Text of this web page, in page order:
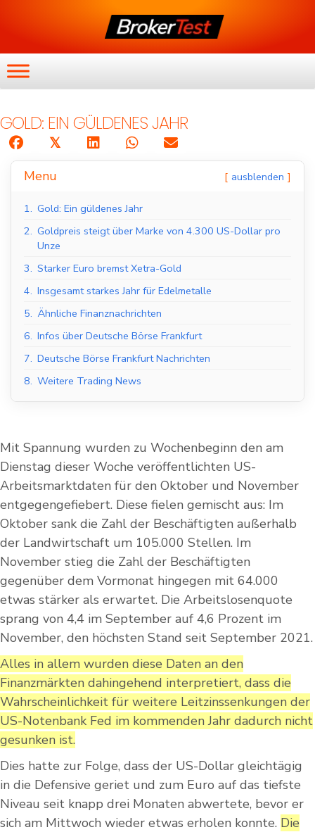
GOLD: EIN GÜLDENES JAHR
𝕏
Menu ausblenden
1. Gold: Ein güldenes Jahr
2. Goldpreis steigt über Marke von 4.300 US-Dollar pro
Unze
3. Starker Euro bremst Xetra-Gold
4. Insgesamt starkes Jahr für Edelmetalle
5. Ähnliche Finanznachrichten
6. Infos über Deutsche Börse Frankfurt
7. Deutsche Börse Frankfurt Nachrichten
8. Weitere Trading News
Mit Spannung wurden zu Wochenbeginn den am
Dienstag dieser Woche veröffentlichten US-
Arbeitsmarktdaten für den Oktober und November
entgegengefiebert. Diese fielen gemischt aus: Im
Oktober sank die Zahl der Beschäftigten außerhalb
der Landwirtschaft um 105.000 Stellen. Im
November stieg die Zahl der Beschäftigten
gegenüber dem Vormonat hingegen mit 64.000
etwas stärker als erwartet. Die Arbeitslosenquote
sprang von 4,4 im September auf 4,6 Prozent im
November, den höchsten Stand seit September 2021.
Alles in allem wurden diese Daten an den
Finanzmärkten dahingehend interpretiert, dass die
Wahrscheinlichkeit für weitere Leitzinssenkungen der
US-Notenbank Fed im kommenden Jahr dadurch nicht
gesunken ist.
Dies hatte zur Folge, dass der US-Dollar gleichtägig
in die Defensive geriet und zum Euro auf das tiefste
Niveau seit knapp drei Monaten abwertete, bevor er
sich am Mittwoch wieder etwas erholen konnte. Die